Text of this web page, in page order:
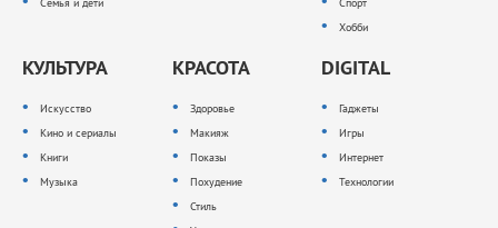
Хобби
КУЛЬТУРА
Искусство
Кино и сериалы
Книги
Музыка
КРАСОТА
Здоровье
Макияж
Показы
Похудение
Стиль
DIGITAL
Гаджеты
Игры
Интернет
Технологии